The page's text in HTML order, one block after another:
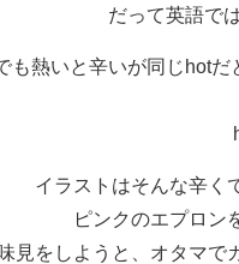
だって英語で
も熱いと辛いが同じhot
イラストはそんな辛く
ピンクのエプロン
見をしようと、オタマで